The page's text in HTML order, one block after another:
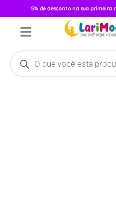
5% de desconto na sua primeira
Acessórios/ Brinquedos e
Mordedores
/ Bola-Chocalho